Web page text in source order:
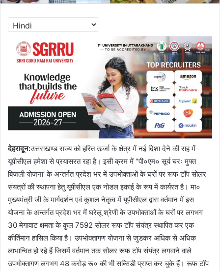
देहरादून:उत्तराखण्ड राज्य को हरित ऊर्जा के क्षेत्र में नई दिशा देने की राह में
यूपीसीएल हमेशा से प्रयासरत रहा है। इसी क्रम में “पी०एम० सूर्य घरः मुफ्त
बिजली योजना’ के अन्तर्गत प्रदेश भर में उपभोक्ताओं के घरों पर रूफ टॉप सोलर
संयत्रों की स्थापना हेतु यूपीसीएल एक नोडल इकाई के रूप में कार्यरत है। मा०
मुख्यमंत्री जी के मार्गदर्शन एवं कुशल नेतृत्व में यूपीसीएल द्वारा वर्तमान में इस
योजना के अन्तर्गत प्रदेश भर में घरेलू श्रेणी के उपभोक्ताओं के घरों पर लगभग
30 मेगावाट क्षमता के कुल 7592 सोलर रूफ टॉप संयंत्र स्थापित कर एक
कीर्तिमान हासिल किया है। उपभोक्तागण योजना से जुडकर अधिक से अधिक
लाभान्वित हो रहे हैं जिसमें वर्तमान तक सोलर रूफ टॉप संयंत्र लगवाने वाले
उपभोक्तागण लगभग 48 करोड़ रू० की भी सब्सिडी प्राप्त कर चुके हैं। रूफ टॉप